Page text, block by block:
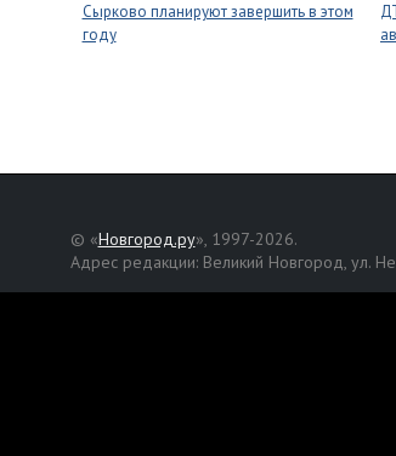
Сырково планируют завершить в этом
году
© «Новгород.ру», 1997-2026.
Адрес редакции: Великий Новгород, ул.
,